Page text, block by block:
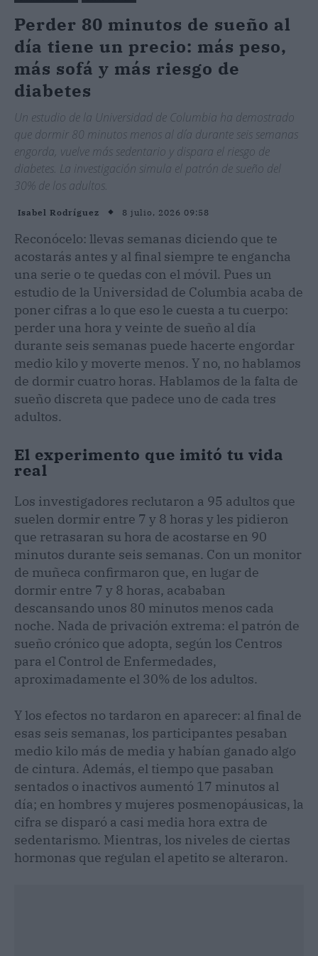
Perder 80 minutos de sueño al
día tiene un precio: más peso,
más sofá y más riesgo de
diabetes
Un estudio de la Universidad de Columbia ha demostrado
que dormir 80 minutos menos al día durante seis semanas
engorda, vuelve más sedentario y dispara el riesgo de
diabetes. La investigación simula el patrón de sueño del
30% de los adultos.
Isabel Rodríguez 8 julio, 2026 09:58
Reconócelo: llevas semanas diciendo que te
acostarás antes y al final siempre te engancha
una serie o te quedas con el móvil. Pues un
estudio de la Universidad de Columbia acaba de
poner cifras a lo que eso le cuesta a tu cuerpo:
perder una hora y veinte de sueño al día
durante seis semanas puede hacerte engordar
medio kilo y moverte menos. Y no, no hablamos
de dormir cuatro horas. Hablamos de la falta de
sueño discreta que padece uno de cada tres
adultos.
El experimento que imitó tu vida
real
Los investigadores reclutaron a 95 adultos que
suelen dormir entre 7 y 8 horas y les pidieron
que retrasaran su hora de acostarse en 90
minutos durante seis semanas. Con un monitor
de muñeca confirmaron que, en lugar de
dormir entre 7 y 8 horas, acababan
descansando unos 80 minutos menos cada
noche. Nada de privación extrema: el patrón de
sueño crónico que adopta, según los Centros
para el Control de Enfermedades,
aproximadamente el 30% de los adultos.
Y los efectos no tardaron en aparecer: al final de
esas seis semanas, los participantes pesaban
medio kilo más de media y habían ganado algo
de cintura. Además, el tiempo que pasaban
sentados o inactivos aumentó 17 minutos al
día; en hombres y mujeres posmenopáusicas, la
cifra se disparó a casi media hora extra de
sedentarismo. Mientras, los niveles de ciertas
hormonas que regulan el apetito se alteraron.